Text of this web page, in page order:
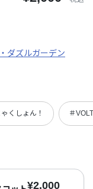
ダズルガーデン
くしょん！ ＃
¥2,000